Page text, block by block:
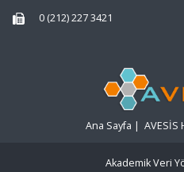
0 (212) 227 3421
Ana Sayfa | AVESİS
Akademik Veri